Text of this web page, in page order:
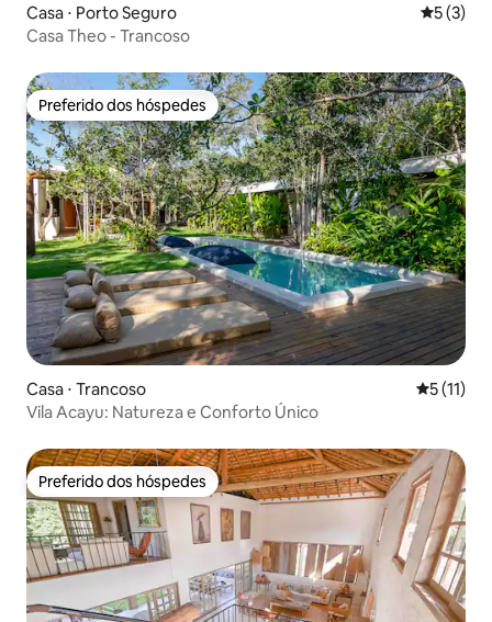
Casa ⋅ Porto Seguro 5 de
5 (3)
Casa Theo - Trancoso
Preferido dos hóspedes
Preferido dos hóspedes
Casa ⋅ Trancoso 5 de uma
5 (11)
Vila Acayu: Natureza e Conforto Único
Preferido dos hóspedes
Preferido dos hóspedes